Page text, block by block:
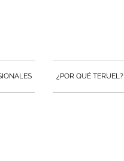
¿POR QUÉ TERUEL?